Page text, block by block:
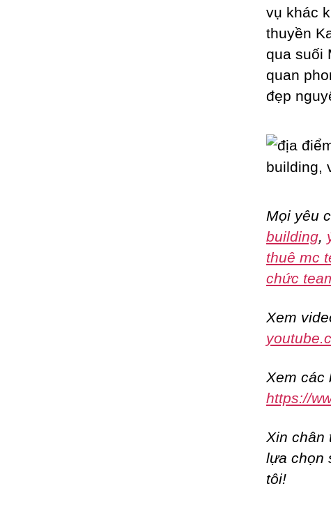
vụ khác
thuyền
qua suối
quan
đẹp
Mọi yêu
building
thuê mc
chức
Xem
Xem các
https://
Xin chân
lựa chọn
tôi!